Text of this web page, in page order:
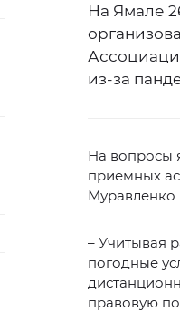
На Ямале
из-за
На вопросы
приемных
Муравленко
– Учитывая
погодные
правовую